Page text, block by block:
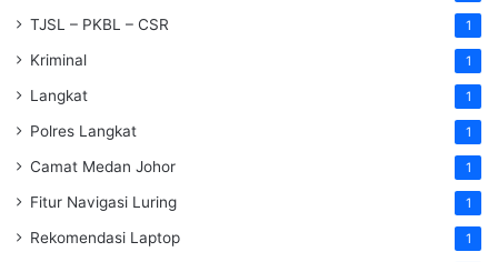
TJSL – PKBL – CSR 1
Kriminal 1
Langkat 1
Polres Langkat 1
Camat Medan Johor 1
Fitur Navigasi Luring 1
Rekomendasi Laptop 1